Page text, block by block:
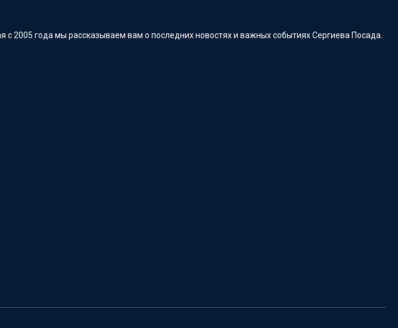
2005 года мы рассказываем вам о последних новостях и важных событиях Сергиева Посада.